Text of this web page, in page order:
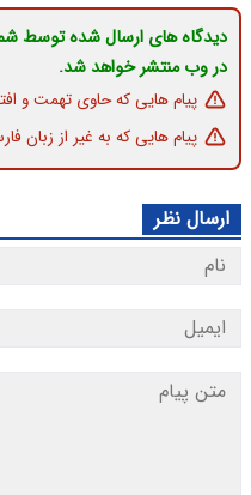
دیدگاه های ارسال شده توسط
در وب منتشر خواهد شد.
پیام هایی که حاوی تهمت و
پیام هایی که به غیر از زبان
ارسال نظر